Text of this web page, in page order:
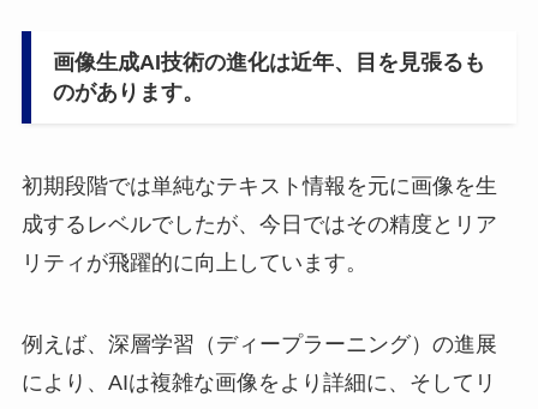
画像生成AI技術の進化は近年、目を見張るも
のがあります。
初期段階では単純なテキスト情報を元に画像を生
成するレベルでしたが、今日ではその精度とリア
リティが飛躍的に向上しています。
例えば、深層学習（ディープラーニング）の進展
により、AIは複雑な画像をより詳細に、そしてリ